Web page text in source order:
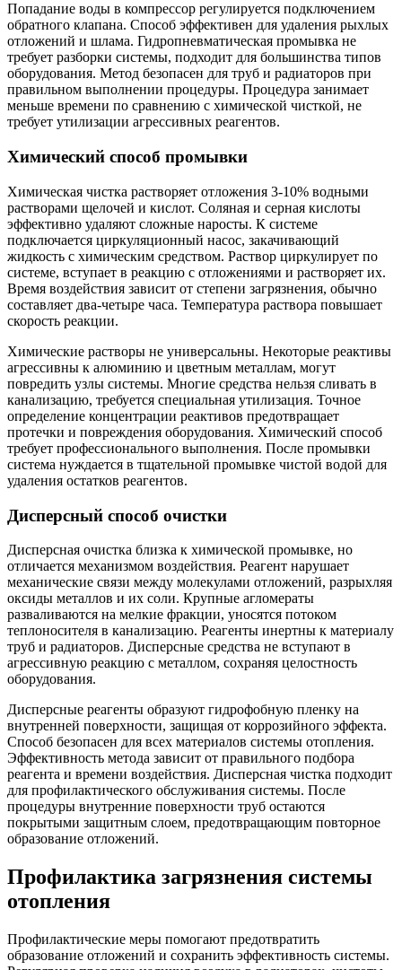
Попадание воды в компрессор регулируется подключением
обратного клапана. Способ эффективен для удаления рыхлых
отложений и шлама. Гидропневматическая промывка не
требует разборки системы, подходит для большинства типов
оборудования. Метод безопасен для труб и радиаторов при
правильном выполнении процедуры. Процедура занимает
меньше времени по сравнению с химической чисткой, не
требует утилизации агрессивных реагентов.
Химический способ промывки
Химическая чистка растворяет отложения 3-10% водными
растворами щелочей и кислот. Соляная и серная кислоты
эффективно удаляют сложные наросты. К системе
подключается циркуляционный насос, закачивающий
жидкость с химическим средством. Раствор циркулирует по
системе, вступает в реакцию с отложениями и растворяет их.
Время воздействия зависит от степени загрязнения, обычно
составляет два-четыре часа. Температура раствора повышает
скорость реакции.
Химические растворы не универсальны. Некоторые реактивы
агрессивны к алюминию и цветным металлам, могут
повредить узлы системы. Многие средства нельзя сливать в
канализацию, требуется специальная утилизация. Точное
определение концентрации реактивов предотвращает
протечки и повреждения оборудования. Химический способ
требует профессионального выполнения. После промывки
система нуждается в тщательной промывке чистой водой для
удаления остатков реагентов.
Дисперсный способ очистки
Дисперсная очистка близка к химической промывке, но
отличается механизмом воздействия. Реагент нарушает
механические связи между молекулами отложений, разрыхляя
оксиды металлов и их соли. Крупные агломераты
разваливаются на мелкие фракции, уносятся потоком
теплоносителя в канализацию. Реагенты инертны к материалу
труб и радиаторов. Дисперсные средства не вступают в
агрессивную реакцию с металлом, сохраняя целостность
оборудования.
Дисперсные реагенты образуют гидрофобную пленку на
внутренней поверхности, защищая от коррозийного эффекта.
Способ безопасен для всех материалов системы отопления.
Эффективность метода зависит от правильного подбора
реагента и времени воздействия. Дисперсная чистка подходит
для профилактического обслуживания системы. После
процедуры внутренние поверхности труб остаются
покрытыми защитным слоем, предотвращающим повторное
образование отложений.
Профилактика загрязнения системы
отопления
Профилактические меры помогают предотвратить
образование отложений и сохранить эффективность системы.